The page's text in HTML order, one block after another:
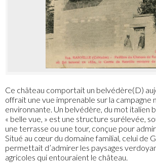
Ce château comportait un belvédère(D)
offrait une vue imprenable sur la campagne
environnante. Un belvédère, du mot italien
« belle vue, » est une structure surélevée,
une terrasse ou une tour, conçue pour
Situé au cœur du domaine familial, celui de
permettait d’admirer les paysages
agricoles qui entouraient le château.